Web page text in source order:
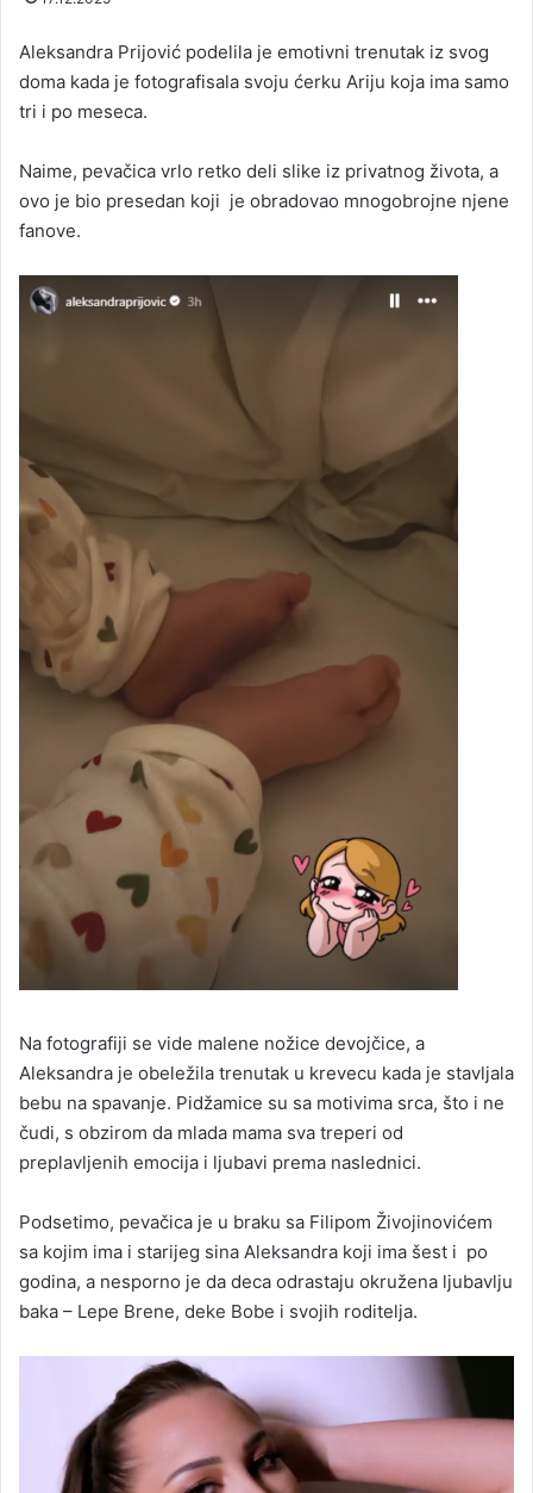
Aleksandra Prijović podelila je emotivni trenutak iz svog
doma kada je fotografisala svoju ćerku Ariju koja ima samo
tri i po meseca.
Naime, pevačica vrlo retko deli slike iz privatnog života, a
ovo je bio presedan koji je obradovao mnogobrojne njene
fanove.
Na fotografiji se vide malene nožice devojčice, a
Aleksandra je obeležila trenutak u krevecu kada je stavljala
bebu na spavanje. Pidžamice su sa motivima srca, što i ne
čudi, s obzirom da mlada mama sva treperi od
preplavljenih emocija i ljubavi prema naslednici.
Podsetimo, pevačica je u braku sa Filipom Živojinovićem
sa kojim ima i starijeg sina Aleksandra koji ima šest i po
godina, a nesporno je da deca odrastaju okružena ljubavlju
baka – Lepe Brene, deke Bobe i svojih roditelja.